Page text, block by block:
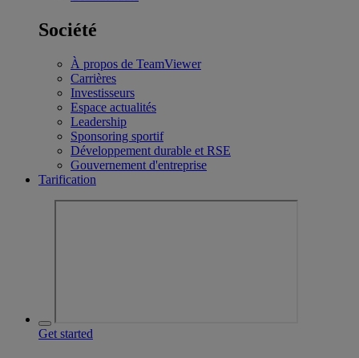
Société
À propos de TeamViewer
Carrières
Investisseurs
Espace actualités
Leadership
Sponsoring sportif
Développement durable et RSE
Gouvernement d'entreprise
Tarification
Get started